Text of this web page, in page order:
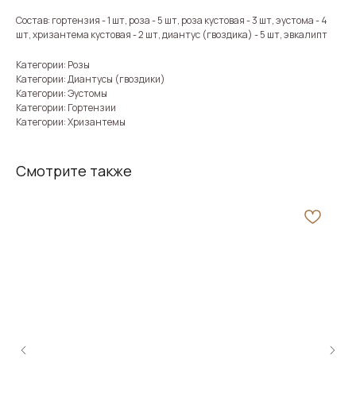
Состав: гортензия - 1 шт, роза - 5 шт, роза кустовая - 3 шт, эустома - 4
шт, хризантема кустовая - 2 шт, диантус (гвоздика) - 5 шт, эвкалипт
Категории: Розы
Категории: Диантусы (гвоздики)
Категории: Эустомы
Категории: Гортензии
Категории: Хризантемы
Смотрите также